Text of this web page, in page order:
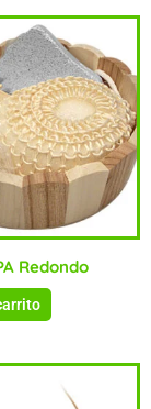
Redondo